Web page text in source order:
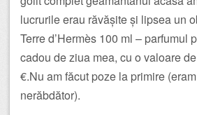
lucrurile erau răvășite și lipsea un
Terre d’Hermès 100 ml – parfumul
cadou de ziua mea, cu o valoare
€.Nu am făcut poze la primire
nerăbdător).